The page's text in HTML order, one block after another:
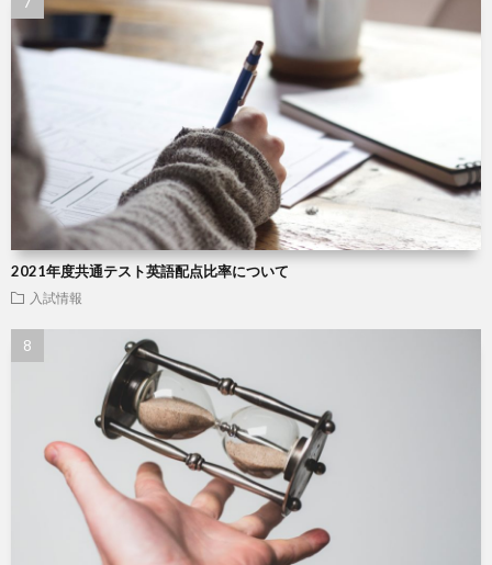
2021年度共通テスト英語配点比率について
入試情報